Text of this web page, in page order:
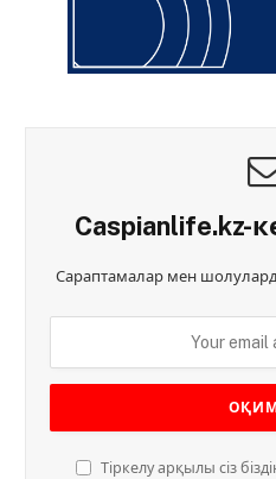
Сараптамалар мен
Тіркелу арқылы сіз